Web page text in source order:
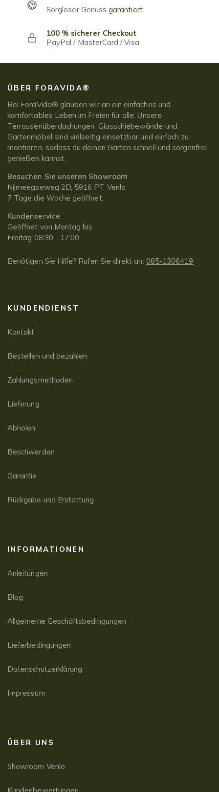
Sorgloser Genussgarantiert
100 % sicherer Checkout
PayPal / MasterCard / Visa
ÜBER FORAVIDA®
Bei ForaVida® glauben wir an ein einfaches und
komfortables Leben im Freien für alle. Unsere
Terrassenüberdachungen, Glasschiebewände und
Gartenmöbel sind vielseitig einsetzbar und einfach zu
montieren, sodass du deinen Garten schnell und sorgenfrei
genießen kannst.
Besuchen Sie unseren Showroom
Nijmeegseweg 2D, 5916 PT Venlo
7 Tage die Woche geöffnet.
Kundenservice
Geöffnet von Montag bis
Freitag 08:30 - 17:00
Benötigen Sie Hilfe? Rufen Sie direkt an: 085-1306419
KUNDENDIENST
Kontakt
Bestellen und bezahlen
Zahlungsmethoden
Lieferung
Abholen
Beschwerden
Garantie
Rückgabe und Erstattung
INFORMATIONEN
Anleitungen
Blog
Allgemeine Geschäftsbedingungen
Lieferbedingungen
Datenschutzerklärung
Impressum
ÜBER UNS
Showroom Venlo